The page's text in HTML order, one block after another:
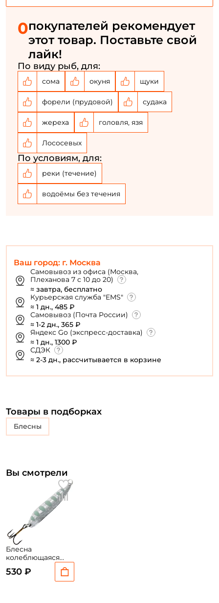
Ваш город: г. Москва
Самовывоз из офиса (Москва,
Плеханова 7 с 10 до 20)
≈ завтра, бесплатно
Курьерская служба "EMS"
≈ 1 дн., 485 ₽
Самовывоз (Почта России)
≈ 1-2 дн., 365 ₽
Яндекс Go (экспресс-доставка)
≈ 1 дн., 1300 ₽
СДЭК
≈ 2-3 дн., рассчитывается в корзине
0покупателей рекомендует
этот товар. Поставьте свой
лайк!
По виду рыб, для:
сома окуня щуки
форели (прудовой) судака
жереха головля, язя
Лососевых
По условиям, для:
реки (течение)
водоёмы без течения
Товары в подборках
блесны
Вы смотрели
Блесна
колеблющаяся
Lucky John Croco
Spoon 6,7см. 18гр.
530 ₽
Повторите пароль: *
Заполняя данную форму вы соглашаетесь на обработку
персональных данных
Создать аккаунт
У меня уже есть аккаунт